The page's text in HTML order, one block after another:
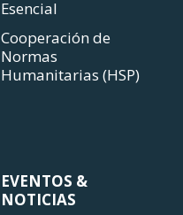
Esencial
Cooperación de
Normas
Humanitarias (HSP)
EVENTOS &
NOTICIAS